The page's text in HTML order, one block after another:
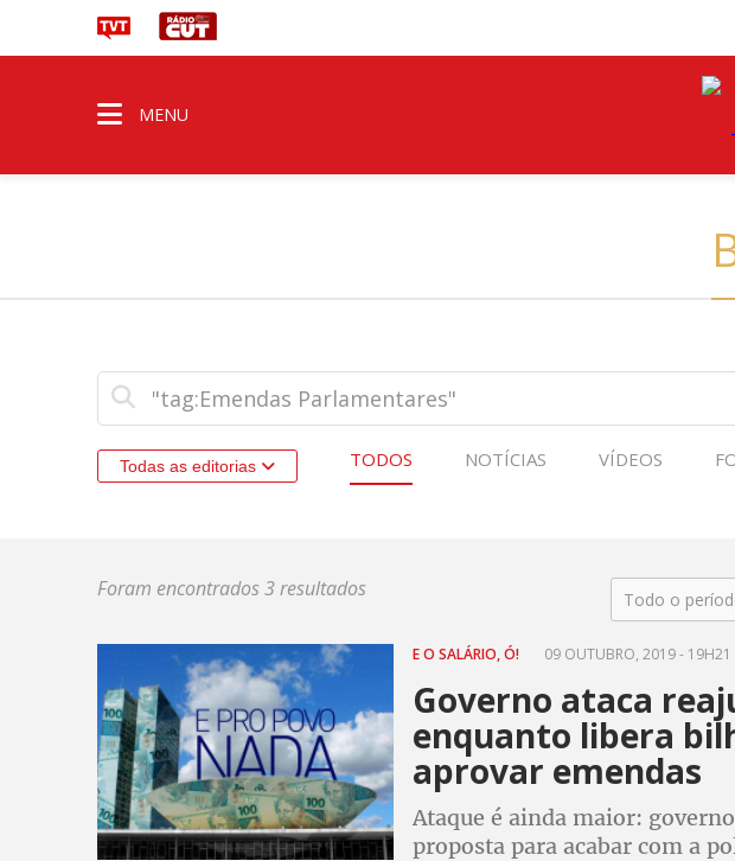
MENU
Todas as editorias TODOS NOTÍCIAS VÍDEOS
Foram encontrados 3 resultados Todo o
E O SALÁRIO, Ó! 09 OUTUBRO, 2019 - 19H21
Governo ataca
enquanto libera
aprovar emendas
Ataque é ainda maior:
proposta para acabar com a